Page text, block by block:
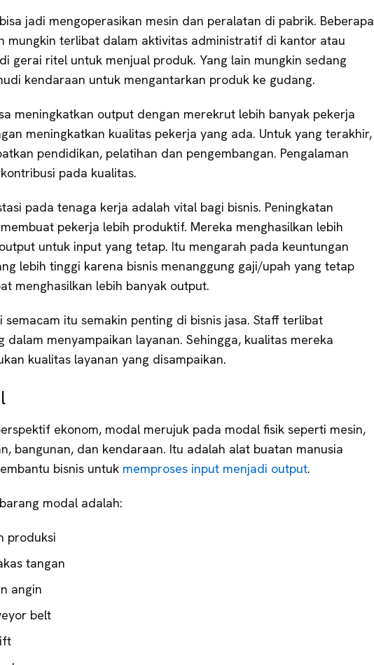
jadi mengoperasikan mesin dan peralatan di pabrik. Beberapa
mungkin terlibat dalam aktivitas administratif di kantor atau
gerai ritel untuk menjual produk. Yang lain mungkin sedang
kendaraan untuk mengantarkan produk ke gudang.
meningkatkan output dengan merekrut lebih banyak pekerja
meningkatkan kualitas pekerja yang ada. Untuk yang terakhir,
pendidikan, pelatihan dan pengembangan. Pengalaman
pada kualitas.
pada tenaga kerja adalah vital bagi bisnis. Peningkatan
pekerja lebih produktif. Mereka menghasilkan lebih
untuk input yang tetap. Itu mengarah pada keuntungan
lebih tinggi karena bisnis menanggung gaji/upah yang tetap
menghasilkan lebih banyak output.
semacam itu semakin penting di bisnis jasa. Staff terlibat
dalam menyampaikan layanan. Sehingga, kualitas mereka
kualitas layanan yang disampaikan.
ekonom, modal merujuk pada modal fisik seperti mesin,
bangunan, dan kendaraan. Itu adalah alat buatan manusia
bisnis untuk memproses input menjadi output.
modal adalah:
produksi
tangan
angin
belt